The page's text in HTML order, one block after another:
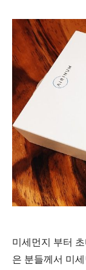
미세먼지 부터
은 분들께서 미